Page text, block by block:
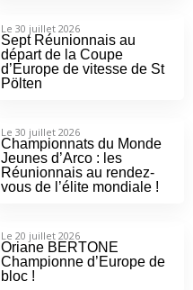
Le 30 juillet 2026
Sept Réunionnais au
départ de la Coupe
d’Europe de vitesse de St
Pölten
Le 30 juillet 2026
Championnats du Monde
Jeunes d’Arco : les
Réunionnais au rendez-
vous de l’élite mondiale !
Le 20 juillet 2026
Oriane BERTONE
Championne d’Europe de
bloc !